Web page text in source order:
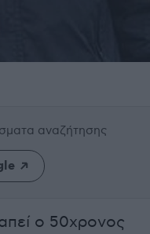
αναζήτησης
ο 50χρονος